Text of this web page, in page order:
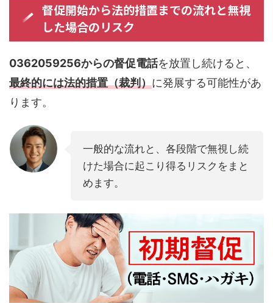
督促開始から法的措置までの流れと無視
した場合のリスク
0362059256からの督促電話を放置し続けると、
最終的には法的措置（裁判）に発展する可能性があ
ります。
一般的な流れと、各段階で無視し続
けた場合に起こり得るリスクをまと
めます。